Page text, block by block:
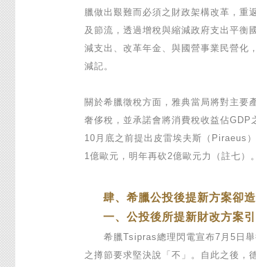
臘做出艱難而必須之財政架構改革，重
及節流，透過增稅與縮減政府支出平衡
減支出、改革年金、與國營事業民營化
減記。
關於希臘徵稅方面，雅典當局將對主要
奢侈稅，並承諾會將消費稅收益佔GDP
10月底之前提出皮雷埃夫斯（Piraeus
1億歐元，明年再砍2億歐元力（註七）。
肆、希臘公投後提新方案卻
一、公投後所提新財改方案
希臘Tsipras總理閃電宣布7月5日舉
之撙節要求堅決說「不」。自此之後，